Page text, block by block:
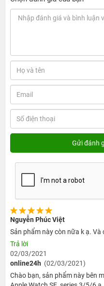
dụng nữa. Bạn cũng có
màu: Đen mờ, Trắng và
Với cơ chế rung phản hồi
trên nút Digial crow của
nhanh nhạy và phản hồi
điều chỉnh trở nên dễ
không làm cản trở màn
mái sử dụng.
Nguyễn Phúc Việt
Sản phẩm này còn nữa k ạ. Và
Trả lời
02/03/2021
online24h (02/03/2021)
Chào bạn, sản phẩm này bên